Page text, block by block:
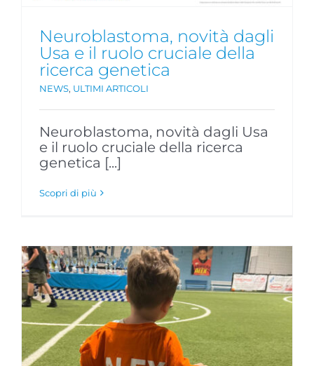
Neuroblastoma, novità dagli
Usa e il ruolo cruciale della
ricerca genetica
NEWS, ULTIMI ARTICOLI
Neuroblastoma, novità dagli Usa
e il ruolo cruciale della ricerca
genetica [...]
Scopri di più